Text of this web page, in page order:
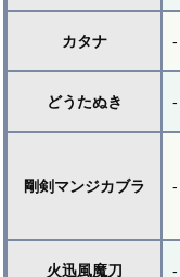
カタナ -
どうたぬき -
剛剣マンジカブラ -
火迅風魔刀 -